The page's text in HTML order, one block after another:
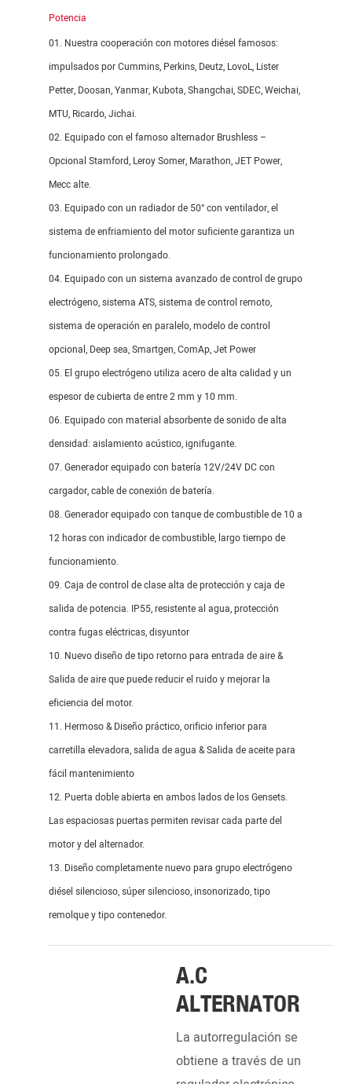
Potencia
01. Nuestra cooperación con motores diésel famosos:
impulsados ​​por Cummins, Perkins, Deutz, LovoL, Lister
Petter, Doosan, Yanmar, Kubota, Shangchai, SDEC, Weichai,
MTU, Ricardo, Jichai.
02. Equipado con el famoso alternador Brushless –
Opcional Stamford, Leroy Somer, Marathon, JET Power,
Mecc alte.
03. Equipado con un radiador de 50° con ventilador, el
sistema de enfriamiento del motor suficiente garantiza un
funcionamiento prolongado.
04. Equipado con un sistema avanzado de control de grupo
electrógeno, sistema ATS, sistema de control remoto,
sistema de operación en paralelo, modelo de control
opcional, Deep sea, Smartgen, ComAp, Jet Power
05. El grupo electrógeno utiliza acero de alta calidad y un
espesor de cubierta de entre 2 mm y 10 mm.
06. Equipado con material absorbente de sonido de alta
densidad: aislamiento acústico, ignifugante.
07. Generador equipado con batería 12V/24V DC con
cargador, cable de conexión de batería.
08. Generador equipado con tanque de combustible de 10 a
12 horas con indicador de combustible, largo tiempo de
funcionamiento.
09. Caja de control de clase alta de protección y caja de
salida de potencia. IP55, resistente al agua, protección
contra fugas eléctricas, disyuntor
10. Nuevo diseño de tipo retorno para entrada de aire &
Salida de aire que puede reducir el ruido y mejorar la
eficiencia del motor.
11. Hermoso & Diseño práctico, orificio inferior para
carretilla elevadora, salida de agua & Salida de aceite para
fácil mantenimiento
12. Puerta doble abierta en ambos lados de los Gensets.
Las espaciosas puertas permiten revisar cada parte del
motor y del alternador.
13. Diseño completamente nuevo para grupo electrógeno
diésel silencioso, súper silencioso, insonorizado, tipo
remolque y tipo contenedor.
A.C
ALTERNATOR
La autorregulación se
obtiene a través de un